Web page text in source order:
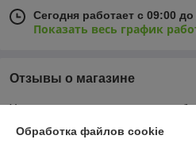
Сегодня работает с 09:00 до
Показать весь график
Отзывы о магазине
У компании пока нет отзывов,
Обработка файлов cookie